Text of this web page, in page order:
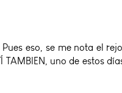
eso, se me nota el
uno de estos